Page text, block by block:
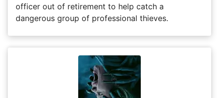
officer out of retirement to help catch a
dangerous group of professional thieves.